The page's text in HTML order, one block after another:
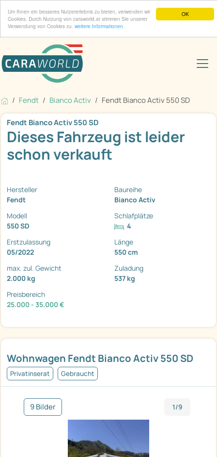
OK
Um Ihnen ein besseres Nutzererlebnis zu bieten, verwenden wir
Cookies. Durch Nutzung von caraworld.at stimmen Sie unserer
Verwendung von Cookies zu. weitere Informationen
Fendt Bianco Activ Fendt Bianco Activ 550 SD
Wohnwagen Fendt Bianco Activ 550 SD
Privatinserat Gebraucht
9 Bilder 1/9
Fendt Bianco Activ 550 SD
Dieses Fahrzeug ist leider
schon verkauft
Hersteller
Fendt
Baureihe
Bianco Activ
Modell
550 SD
Schlafplätze
4
Erstzulassung
05/2022
Länge
550 cm
max. zul. Gewicht
2.000 kg
Zuladung
537 kg
Preisbereich
25.000 - 35.000 €